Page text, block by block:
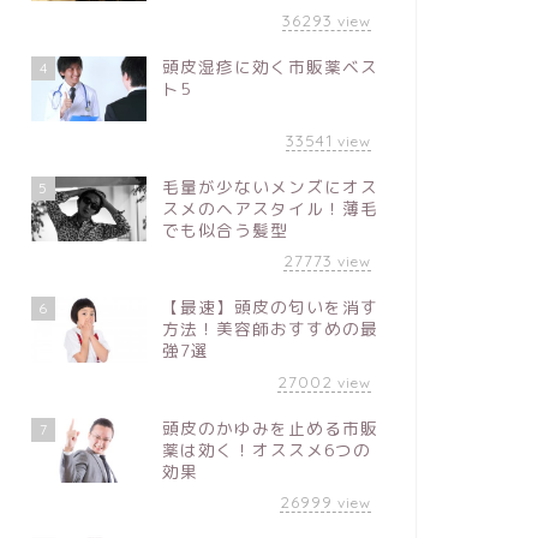
36293 view
4
頭皮湿疹に効く市販薬ベス
ト5
33541 view
5
毛量が少ないメンズにオス
スメのヘアスタイル！薄毛
でも似合う髪型
27773 view
6
【最速】頭皮の匂いを消す
方法！美容師おすすめの最
強7選
27002 view
7
頭皮のかゆみを止める市販
薬は効く！オススメ6つの
効果
26999 view